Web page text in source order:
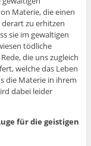
Materie, die einen
zu erhitzen
sie im gewaltigen
tödliche
die uns zugleich
welche das Leben
die Materie in ihrem
dabei leider
für die geistigen